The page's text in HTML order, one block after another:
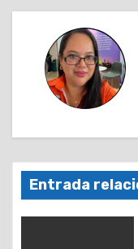
g
ó
n
d
Entrada